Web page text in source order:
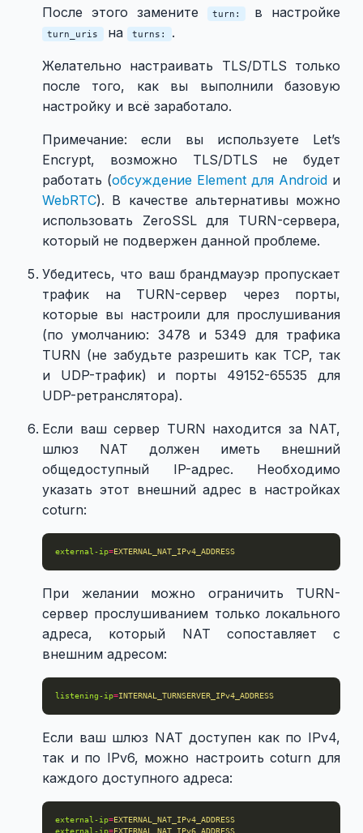
После этого замените turn: в настройке
turn_uris на turns: .
Желательно настраивать TLS/DTLS только
после того, как вы выполнили базовую
настройку и всё заработало.
Примечание: если вы используете Let’s
Encrypt, возможно TLS/DTLS не будет
работать (обсуждение Element для Android и
WebRTC). В качестве альтернативы можно
использовать ZeroSSL для TURN-сервера,
который не подвержен данной проблеме.
Убедитесь, что ваш брандмауэр пропускает
трафик на TURN-сервер через порты,
которые вы настроили для прослушивания
(по умолчанию: 3478 и 5349 для трафика
TURN (не забудьте разрешить как TCP, так
и UDP-трафик) и порты 49152-65535 для
UDP-ретранслятора).
Если ваш сервер TURN находится за NAT,
шлюз NAT должен иметь внешний
общедоступный IP-адрес. Необходимо
указать этот внешний адрес в настройках
coturn:
external-ip=EXTERNAL_NAT_IPv4_ADDRESS
При желании можно ограничить TURN-
сервер прослушиванием только локального
адреса, который NAT сопоставляет с
внешним адресом:
listening-ip=INTERNAL_TURNSERVER_IPv4_ADDRESS
Если ваш шлюз NAT доступен как по IPv4,
так и по IPv6, можно настроить coturn для
каждого доступного адреса:
external-ip=EXTERNAL_NAT_IPv4_ADDRESS
external-ip=EXTERNAL_NAT_IPv6_ADDRESS